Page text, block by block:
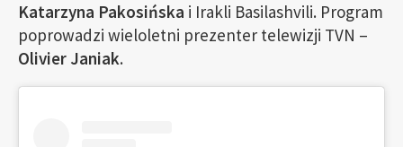
Katarzyna Pakosińska i Irakli Basilashvili. Program
poprowadzi wieloletni prezenter telewizji TVN –
Olivier Janiak.